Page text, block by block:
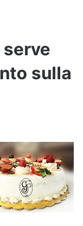
sulla